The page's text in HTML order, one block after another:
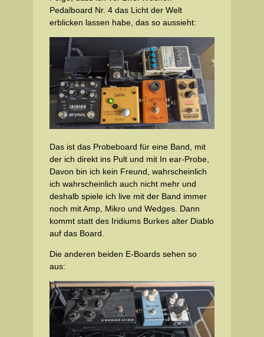
Pedalboard Nr. 4 das Licht der Welt
erblicken lassen habe, das so aussieht:
Das ist das Probeboard für eine Band, mit
der ich direkt ins Pult und mit In ear-Probe,
Davon bin ich kein Freund, wahrscheinlich
ich wahrscheinlich auch nicht mehr und
deshalb spiele ich live mit der Band immer
noch mit Amp, Mikro und Wedges. Dann
kommt statt des Iridiums Burkes alter Diablo
auf das Board.
Die anderen beiden E-Boards sehen so
aus: